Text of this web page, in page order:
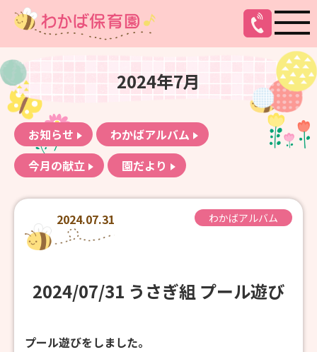
2024年7月
お知らせ
わかばアルバム
今月の献立
園だより
2024.07.31 わかばアルバム
2024/07/31 うさぎ組 プール遊び
プール遊びをしました。